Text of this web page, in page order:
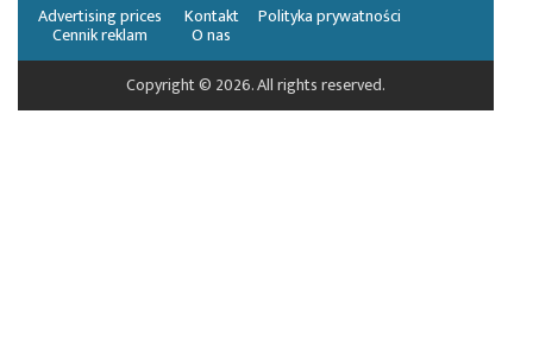
Cennik reklam
Advertising prices Kontakt
O nas
Polityka prywatności
Copyright © 2026. All rights reserved.